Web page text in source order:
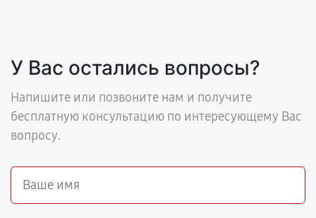
У Вас остались вопросы?
Напишите или позвоните нам и получите
бесплатную консультацию по интересующему Вас
вопросу.